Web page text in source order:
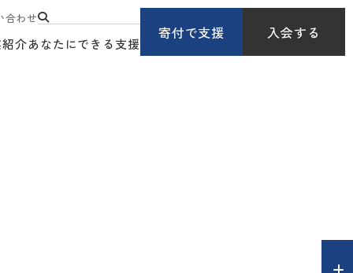
合わせ
介あなたにできる支援
寄付で支援 入会する